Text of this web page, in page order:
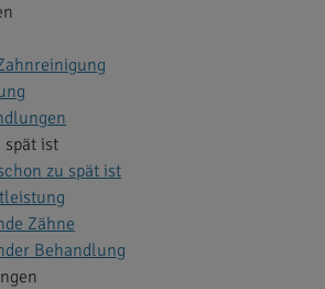
spät ist
zu spät ist
Zähne
Behandlung